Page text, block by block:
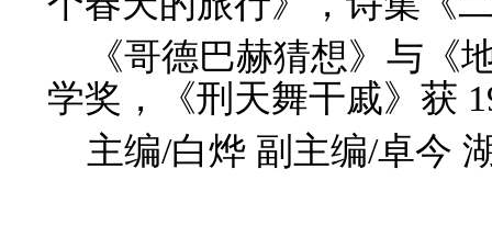
《哥德巴赫猜想》与《
学奖，《刑天舞干戚》获
主编/白烨 副主编/卓今